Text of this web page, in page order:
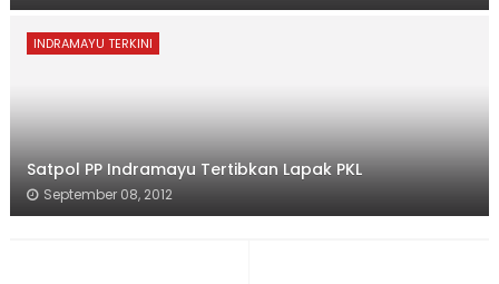
INDRAMAYU TERKINI
Satpol PP Indramayu Tertibkan Lapak PKL
September 08, 2012